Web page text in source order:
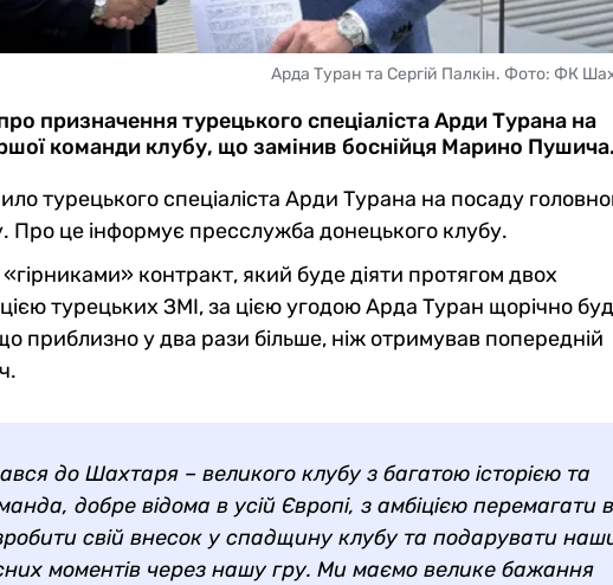
Арда Туран та Сергій Палкін. Фото: ФК
призначення турецького спеціаліста Арди Турана на
команди клубу, що замінив боснійця Марино Пушича.
турецького спеціаліста Арди Турана на посаду
Про це інформує пресслужба донецького клубу.
контракт, який буде діяти протягом двох
турецьких ЗМІ, за цією угодою Арда Туран щорічно
приблизно у два рази більше, ніж отримував попередній
до Шахтаря – великого клубу з багатою історією та
добре відома в усій Європі, з амбіцією перемагати в
свій внесок у спадщину клубу та подарувати
моментів через нашу гру. Ми маємо велике бажання